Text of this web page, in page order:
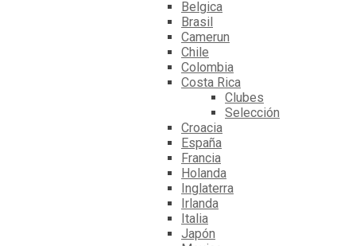
Belgica
Brasil
Camerun
Chile
Colombia
Costa Rica
Clubes
Selección
Croacia
España
Francia
Holanda
Inglaterra
Irlanda
Italia
Japón